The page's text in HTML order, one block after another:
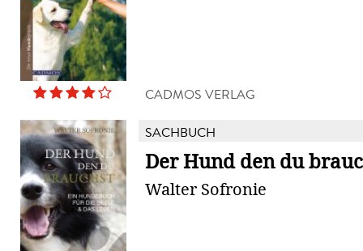
CADMOS VERLAG
SACHBUCH
Der Hund den du
Walter Sofronie